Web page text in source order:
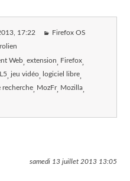
, 17:22 Firefox OS
Web extension Firefox
jeu vidéo logiciel libre
recherche MozFr Mozilla
samedi 13 juillet 201313:05